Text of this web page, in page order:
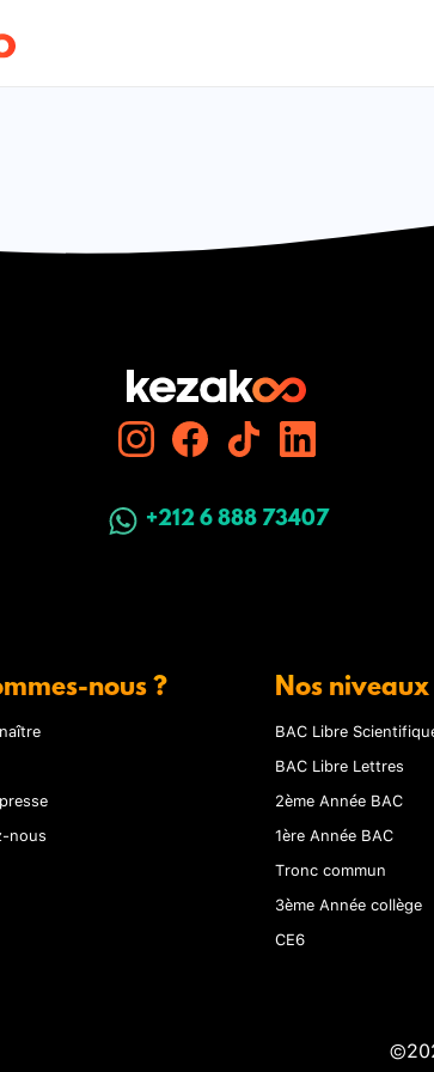
+212 6 888 73407
nous ?
nous
Nos niveaux
BAC Libre
BAC Libre Lettres
2ème Année BAC
1ère Année BAC
Tronc commun
3ème Année collège
CE6